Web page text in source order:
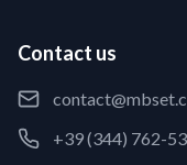
Contact us
+39 (344) 762-